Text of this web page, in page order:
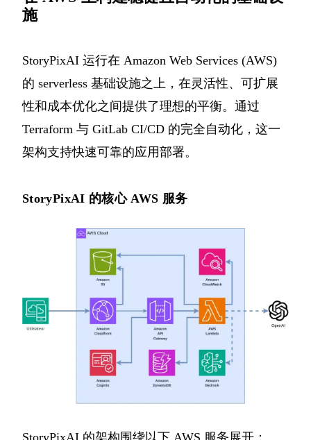
施
StoryPixAI 运行在 Amazon Web Services (AWS)
的 serverless 基础设施之上，在灵活性、可扩展
性和成本优化之间提供了理想的平衡。通过
Terraform 与 GitLab CI/CD 的完全自动化，这一
架构支持快速可靠的应用部署。
StoryPixAI 的核心 AWS 服务